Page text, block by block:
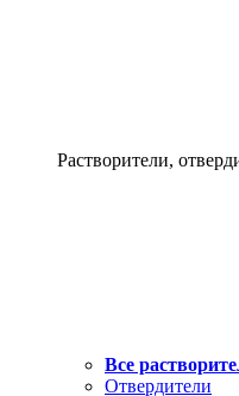
Растворители,
Все
Отвердители